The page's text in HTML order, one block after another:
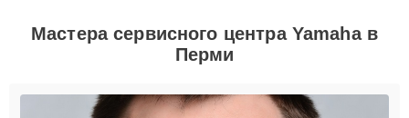
Мастера сервисного центра Yamaha в
Перми